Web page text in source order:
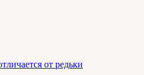
от редьки